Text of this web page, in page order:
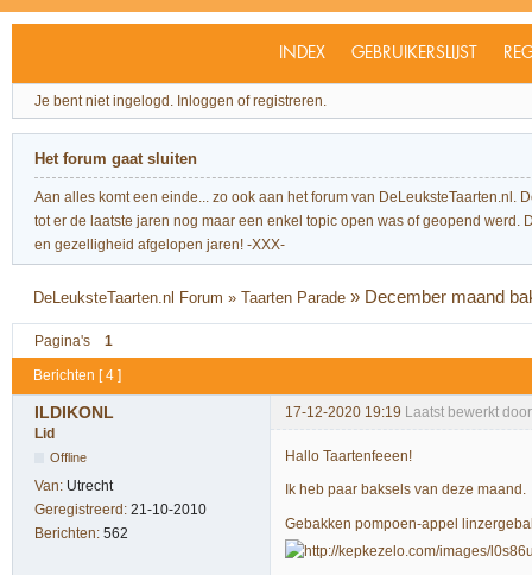
INDEX GEBRUIKERSLIJST
Je bent niet ingelogd. Inloggen of registreren.
Het forum gaat sluiten
Aan alles komt een einde... zo ook aan het forum van
tot er de laatste jaren nog maar een enkel topic open was of geopend
en gezelligheid afgelopen jaren! -XXX-
DeLeuksteTaarten.nl Forum »Taarten Parade » December maand
Pagina's 1
Berichten [ 4 ]
ILDIKONL 17-12-2020 19:19 Laatst bewerkt
Lid
Offline
Van: Utrecht
Geregistreerd: 21-10-2010
Berichten: 562
Hallo Taartenfeeen!
Ik heb paar baksels van deze maand.
Gebakken pompoen-appel